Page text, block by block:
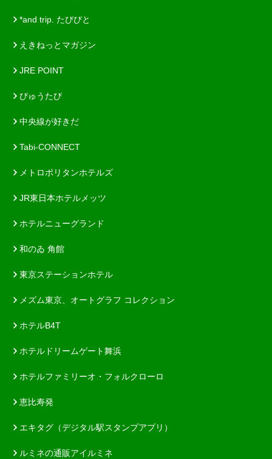
*and trip. たびびと
えきねっとマガジン
JRE POINT
びゅうたび
中央線が好きだ
Tabi-CONNECT
メトロポリタンホテルズ
JR東日本ホテルメッツ
ホテルニューグランド
和のゐ 角館
東京ステーションホテル
メズム東京、オートグラフ コレクション
ホテルB4T
ホテルドリームゲート舞浜
ホテルファミリーオ・フォルクローロ
恵比寿発
エキタグ（デジタル駅スタンプアプリ）
ルミネの通販アイルミネ